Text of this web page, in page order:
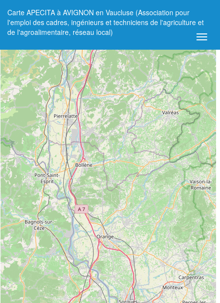
Carte APECITA à AVIGNON en Vaucluse (Association pour
l'emploi des cadres, ingénieurs et techniciens de l'agriculture et
de l'agroalimentaire, réseau local)
+
−